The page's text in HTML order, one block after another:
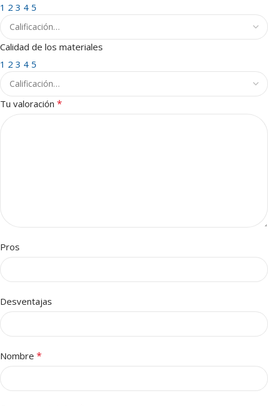
1 2 3 4 5
Calidad de los materiales
1 2 3 4 5
Tu valoración *
Pros
Desventajas
Nombre *